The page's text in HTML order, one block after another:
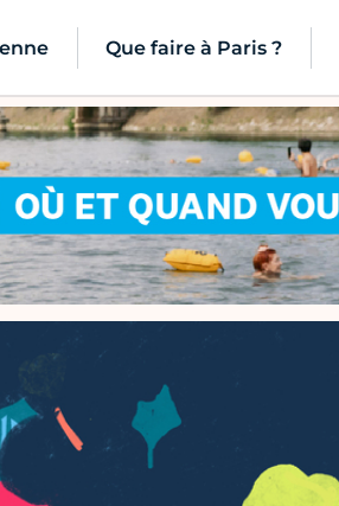
Que faire à Paris ?